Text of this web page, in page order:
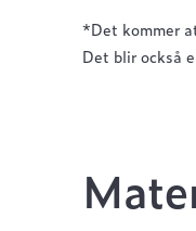
*Det kommer
Det blir också